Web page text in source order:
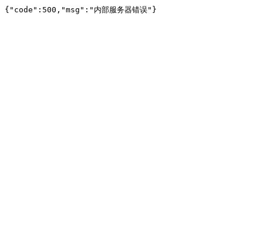
{"code":500,"msg":"内部服务器错误"}